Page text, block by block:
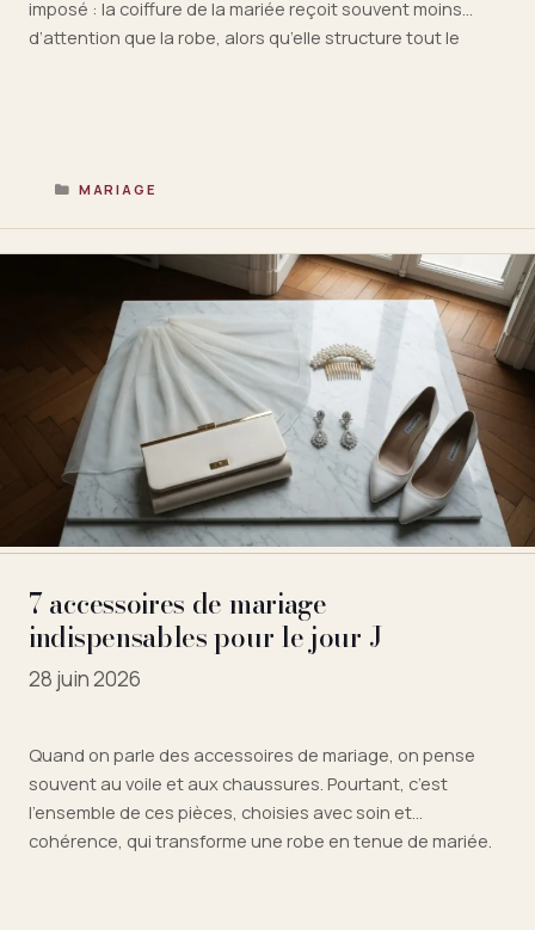
imposé : la coiffure de la mariée reçoit souvent moins
d’attention que la robe, alors qu’elle structure tout le
CATÉGORIES
MARIAGE
7 accessoires de mariage
indispensables pour le jour J
28 juin 2026
Quand on parle des accessoires de mariage, on pense
souvent au voile et aux chaussures. Pourtant, c’est
l’ensemble de ces pièces, choisies avec soin et
cohérence, qui transforme une robe en tenue de mariée.